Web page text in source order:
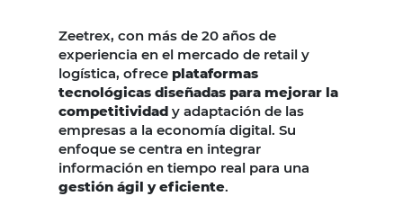
Zeetrex, con más de 20 años de
experiencia en el mercado de retail y
logística, ofrece plataformas
tecnológicas diseñadas para mejorar la
competitividad y adaptación de las
empresas a la economía digital. Su
enfoque se centra en integrar
información en tiempo real para una
gestión ágil y eficiente.